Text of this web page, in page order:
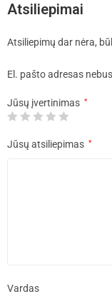
Atsiliepimai
Atsiliepimų dar nėra,
El. pašto adresas
Jūsų įvertinimas *
Jūsų atsiliepimas *
Vardas